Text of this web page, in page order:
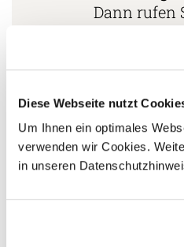
Diese Webseite nutzt
Um Ihnen ein optimales
verwenden wir Cookies.
in unseren
Dann rufen
+49
die richtige